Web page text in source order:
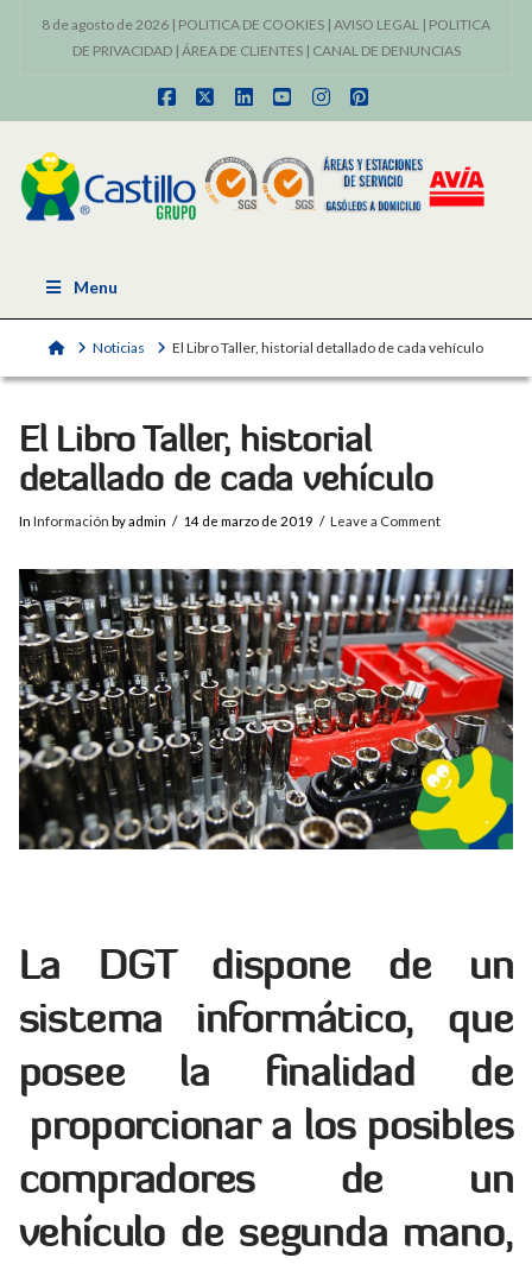
8 de agosto de 2026 | POLITICA DE COOKIES | AVISO LEGAL | POLITICA
DE PRIVACIDAD| ÁREA DE CLIENTES| CANAL DE DENUNCIAS
Facebook
X LinkedInYouTubeInstagram
Pinterest
Menu
HomeNoticias El Libro Taller, historial detallado de cada vehículo
El Libro Taller, historial
detallado de cada vehículo
In Información by admin 14 de marzo de 2019 Leave a Comment
La DGT dispone de un
sistema informático, que
posee la finalidad de
proporcionar a los posibles
compradores de un
vehículo de segunda mano,